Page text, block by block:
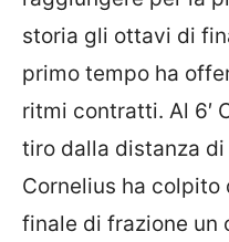
storia gli ottavi di
primo tempo ha
ritmi contratti. Al 6′
tiro dalla distanza di
Cornelius ha colpito
finale di frazione un